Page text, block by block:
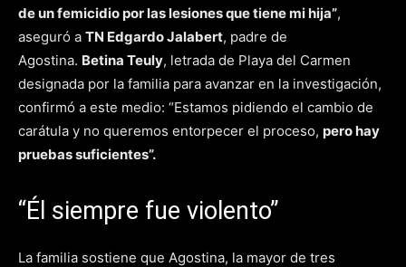
de un femicidio por las lesiones que tiene mi hija”,
aseguró a TN Edgardo Jalabert, padre de
Agostina. Betina Teuly, letrada de Playa del Carmen
designada por la familia para avanzar en la investigación,
confirmó a este medio: “Estamos pidiendo el cambio de
carátula y no queremos entorpecer el proceso, pero hay
pruebas suficientes”.
“Él siempre fue violento”
La familia sostiene que Agostina, la mayor de tres